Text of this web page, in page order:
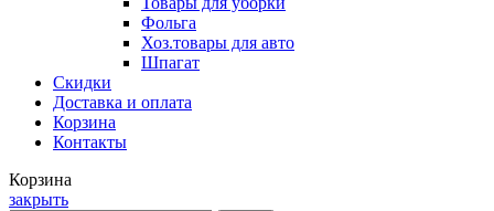
Фольга
Хоз.товары для авто
Шпагат
Скидки
Доставка и оплата
Корзина
Контакты
Корзина
закрыть